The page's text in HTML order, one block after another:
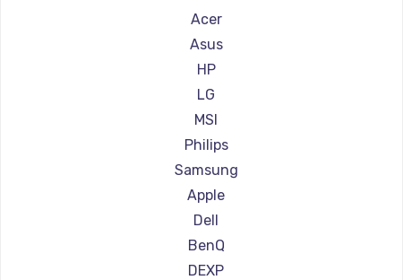
Ремонт мониторов Thunderobot
Ремонт мониторов АОС
Ремонт мониторов Ardor
Ремонт мониторов Machenike
Ремонт мониторов iru
Ремонт мониторов Titan Army
Ремонт мониторов iFFALCON
Ремонт мониторов Dahua
Acer
Asus
HP
LG
MSI
Philips
Samsung
Apple
Dell
BenQ
DEXP